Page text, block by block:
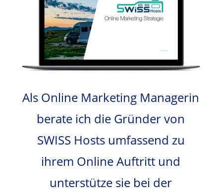
Als Online Marketing Managerin
berate ich die Gründer von
SWISS Hosts umfassend zu
ihrem Online Auftritt und
unterstütze sie bei der